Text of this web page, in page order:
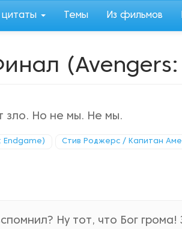
цитаты Темы Из фильмов
зло. Но не мы. Не мы.
Endgame) Стив Роджерс / Капитан
Ну тот, что Бог